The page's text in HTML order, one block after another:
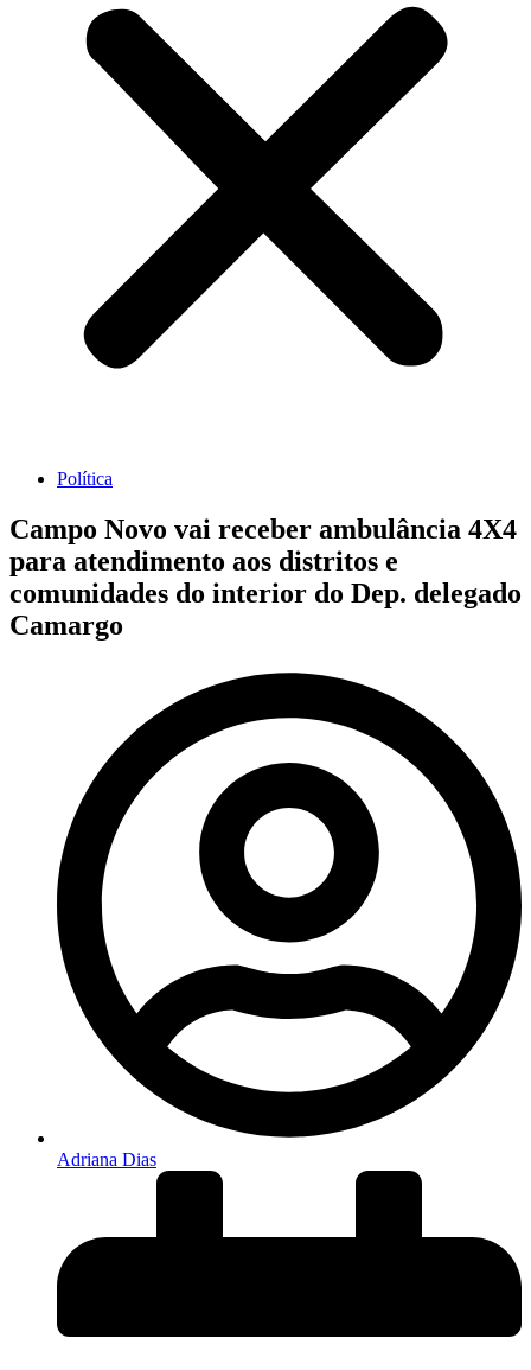
Política
Campo Novo vai receber ambulância 4X4
para atendimento aos distritos e
comunidades do interior do Dep. delegado
Camargo
Adriana Dias